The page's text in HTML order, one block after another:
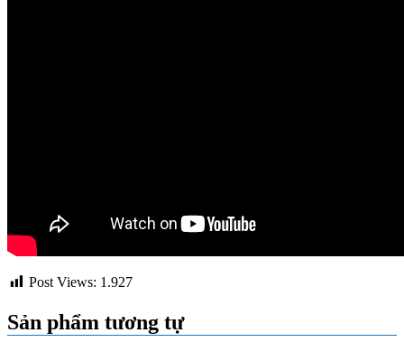
Post Views: 1.927
Sản phẩm tương tự